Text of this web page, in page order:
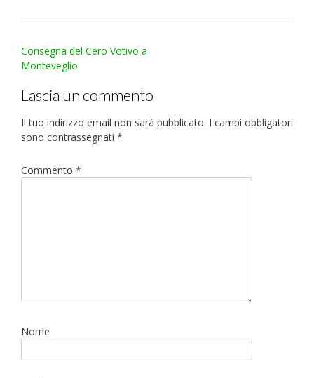
Post
navigation
Consegna del Cero Votivo a
Monteveglio
Lascia un commento
Il tuo indirizzo email non sarà pubblicato. I campi obbligatori
sono contrassegnati *
Commento *
Nome